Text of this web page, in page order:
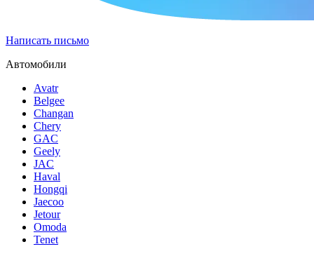
Написать письмо
Автомобили
Avatr
Belgee
Changan
Chery
GAC
Geely
JAC
Haval
Hongqi
Jaecoo
Jetour
Omoda
Tenet